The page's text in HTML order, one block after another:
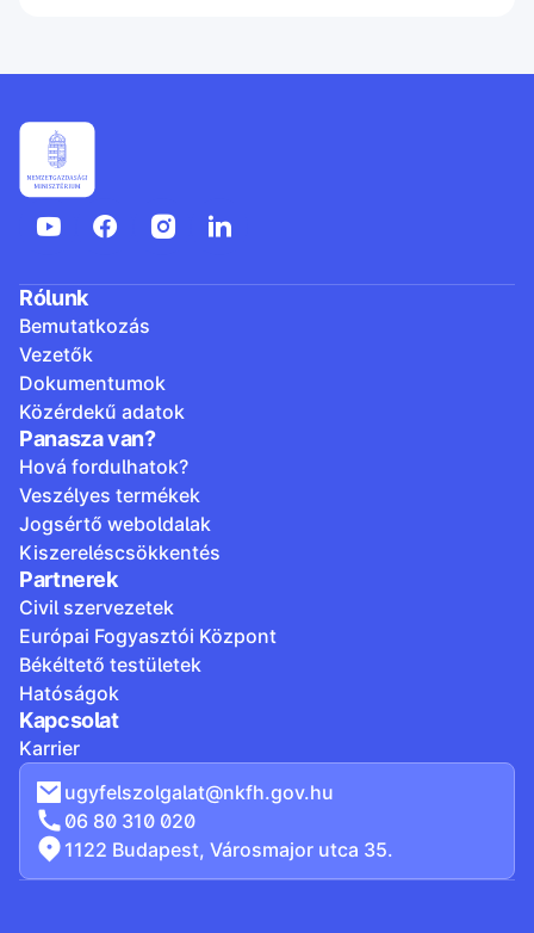
Rólunk
Bemutatkozás
Vezetők
Dokumentumok
Közérdekű adatok
Panasza van?
Hová fordulhatok?
Veszélyes termékek
Jogsértő weboldalak
Kiszereléscsökkentés
Partnerek
Civil szervezetek
Európai Fogyasztói Központ
Békéltető testületek
Hatóságok
Kapcsolat
Karrier
ugyfelszolgalat@nkfh.gov.hu
06 80 310 020
1122 Budapest, Városmajor utca 35.